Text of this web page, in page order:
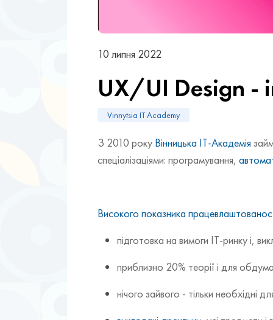
10 липня 2022
UX/UI Design -
Vinnytsia IT Academy
З 2010 року Вінницька ІТ-Академія
спеціалізаціями: програмування,
Високого показника
підготовка на вимоги ІТ-ринку і,
приблизно 20% теорії і для
нічого зайвого - тільки необхідні